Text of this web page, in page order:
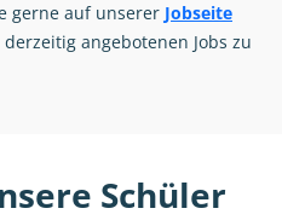
gerne auf unserer Jobseite
angebotenen Jobs zu
Schüler